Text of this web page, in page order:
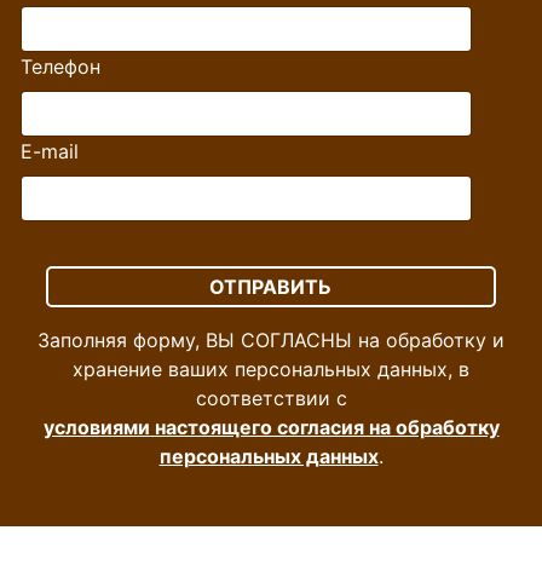
Телефон
E-mail
Заполняя форму, ВЫ СОГЛАСНЫ на обработку и
хранение ваших персональных данных, в
соответствии с
условиями настоящего согласия на обработку
персональных данных.